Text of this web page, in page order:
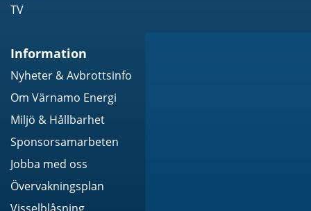
TV
Information
Nyheter & Avbrottsinfo
Om Värnamo Energi
Miljö & Hållbarhet
Sponsorsamarbeten
Jobba med oss
Övervakningsplan
Visselblåsning